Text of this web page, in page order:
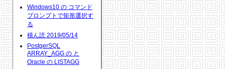
Windows10 の コマンド
プロンプトで矩形選択す
る
積ん読 2019/05/14
PostgerSQL
ARRAY_AGG の と
Oracle の LISTAGG